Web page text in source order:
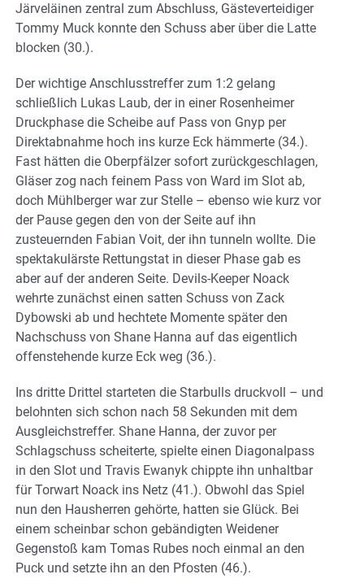
Järveläinen zentral zum Abschluss, Gästeverteidiger
Tommy Muck konnte den Schuss aber über die Latte
blocken (30.).
Der wichtige Anschlusstreffer zum 1:2 gelang
schließlich Lukas Laub, der in einer Rosenheimer
Druckphase die Scheibe auf Pass von Gnyp per
Direktabnahme hoch ins kurze Eck hämmerte (34.).
Fast hätten die Oberpfälzer sofort zurückgeschlagen,
Gläser zog nach feinem Pass von Ward im Slot ab,
doch Mühlberger war zur Stelle – ebenso wie kurz vor
der Pause gegen den von der Seite auf ihn
zusteuernden Fabian Voit, der ihn tunneln wollte. Die
spektakulärste Rettungstat in dieser Phase gab es
aber auf der anderen Seite. Devils-Keeper Noack
wehrte zunächst einen satten Schuss von Zack
Dybowski ab und hechtete Momente später den
Nachschuss von Shane Hanna auf das eigentlich
offenstehende kurze Eck weg (36.).
Ins dritte Drittel starteten die Starbulls druckvoll – und
belohnten sich schon nach 58 Sekunden mit dem
Ausgleichstreffer. Shane Hanna, der zuvor per
Schlagschuss scheiterte, spielte einen Diagonalpass
in den Slot und Travis Ewanyk chippte ihn unhaltbar
für Torwart Noack ins Netz (41.). Obwohl das Spiel
nun den Hausherren gehörte, hatten sie Glück. Bei
einem scheinbar schon gebändigten Weidener
Gegenstoß kam Tomas Rubes noch einmal an den
Puck und setzte ihn an den Pfosten (46.).